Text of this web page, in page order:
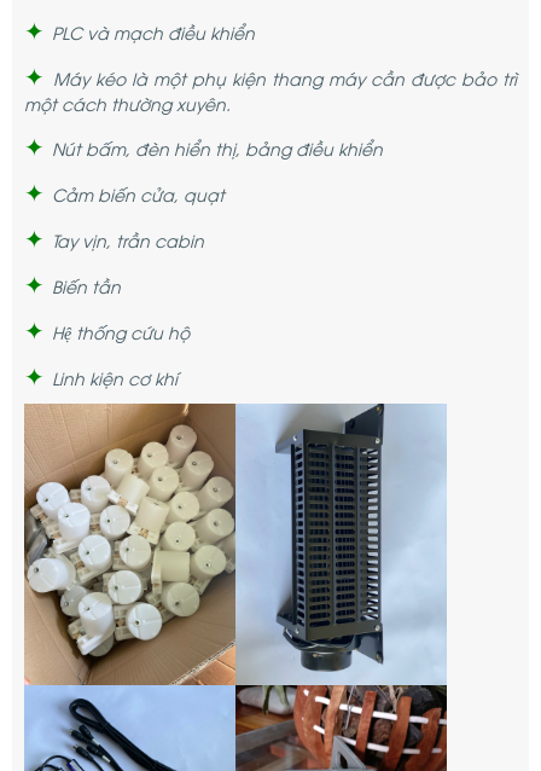
✦ PLC và mạch điều khiển
✦ Máy kéo là một phụ kiện thang máy cần được bảo trì
một cách thường xuyên.
✦ Nút bấm, đèn hiển thị, bảng điều khiển
✦ Cảm biến cửa, quạt
✦ Tay vịn, trần cabin
✦ Biến tần
✦ Hệ thống cứu hộ
✦ Linh kiện cơ khí